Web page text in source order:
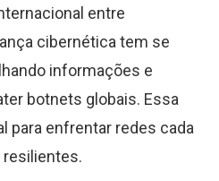
entre
cibernética tem se
informações e
botnets globais. Essa
para enfrentar redes cada